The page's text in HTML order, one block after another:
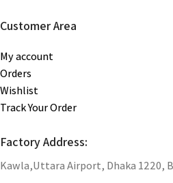
Customer Area
My account
Orders
Wishlist
Track Your Order
Factory Address:
Kawla,Uttara Airport, Dhaka 1220,